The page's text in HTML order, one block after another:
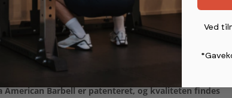
American Barbell er patenteret, og kvaliteten findes
Ved